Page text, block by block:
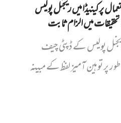
پر کینیڈا میں ریجنل پولیس
میں الزام ثابت
ریجنل پولیس کے ڈپٹی چیف
توہین آمیز لفظ کے مبینہ